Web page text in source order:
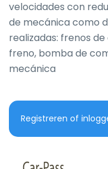
velocidades con
de mecánica como
realizadas: frenos
freno, bomba de
mecánica
Registreren of